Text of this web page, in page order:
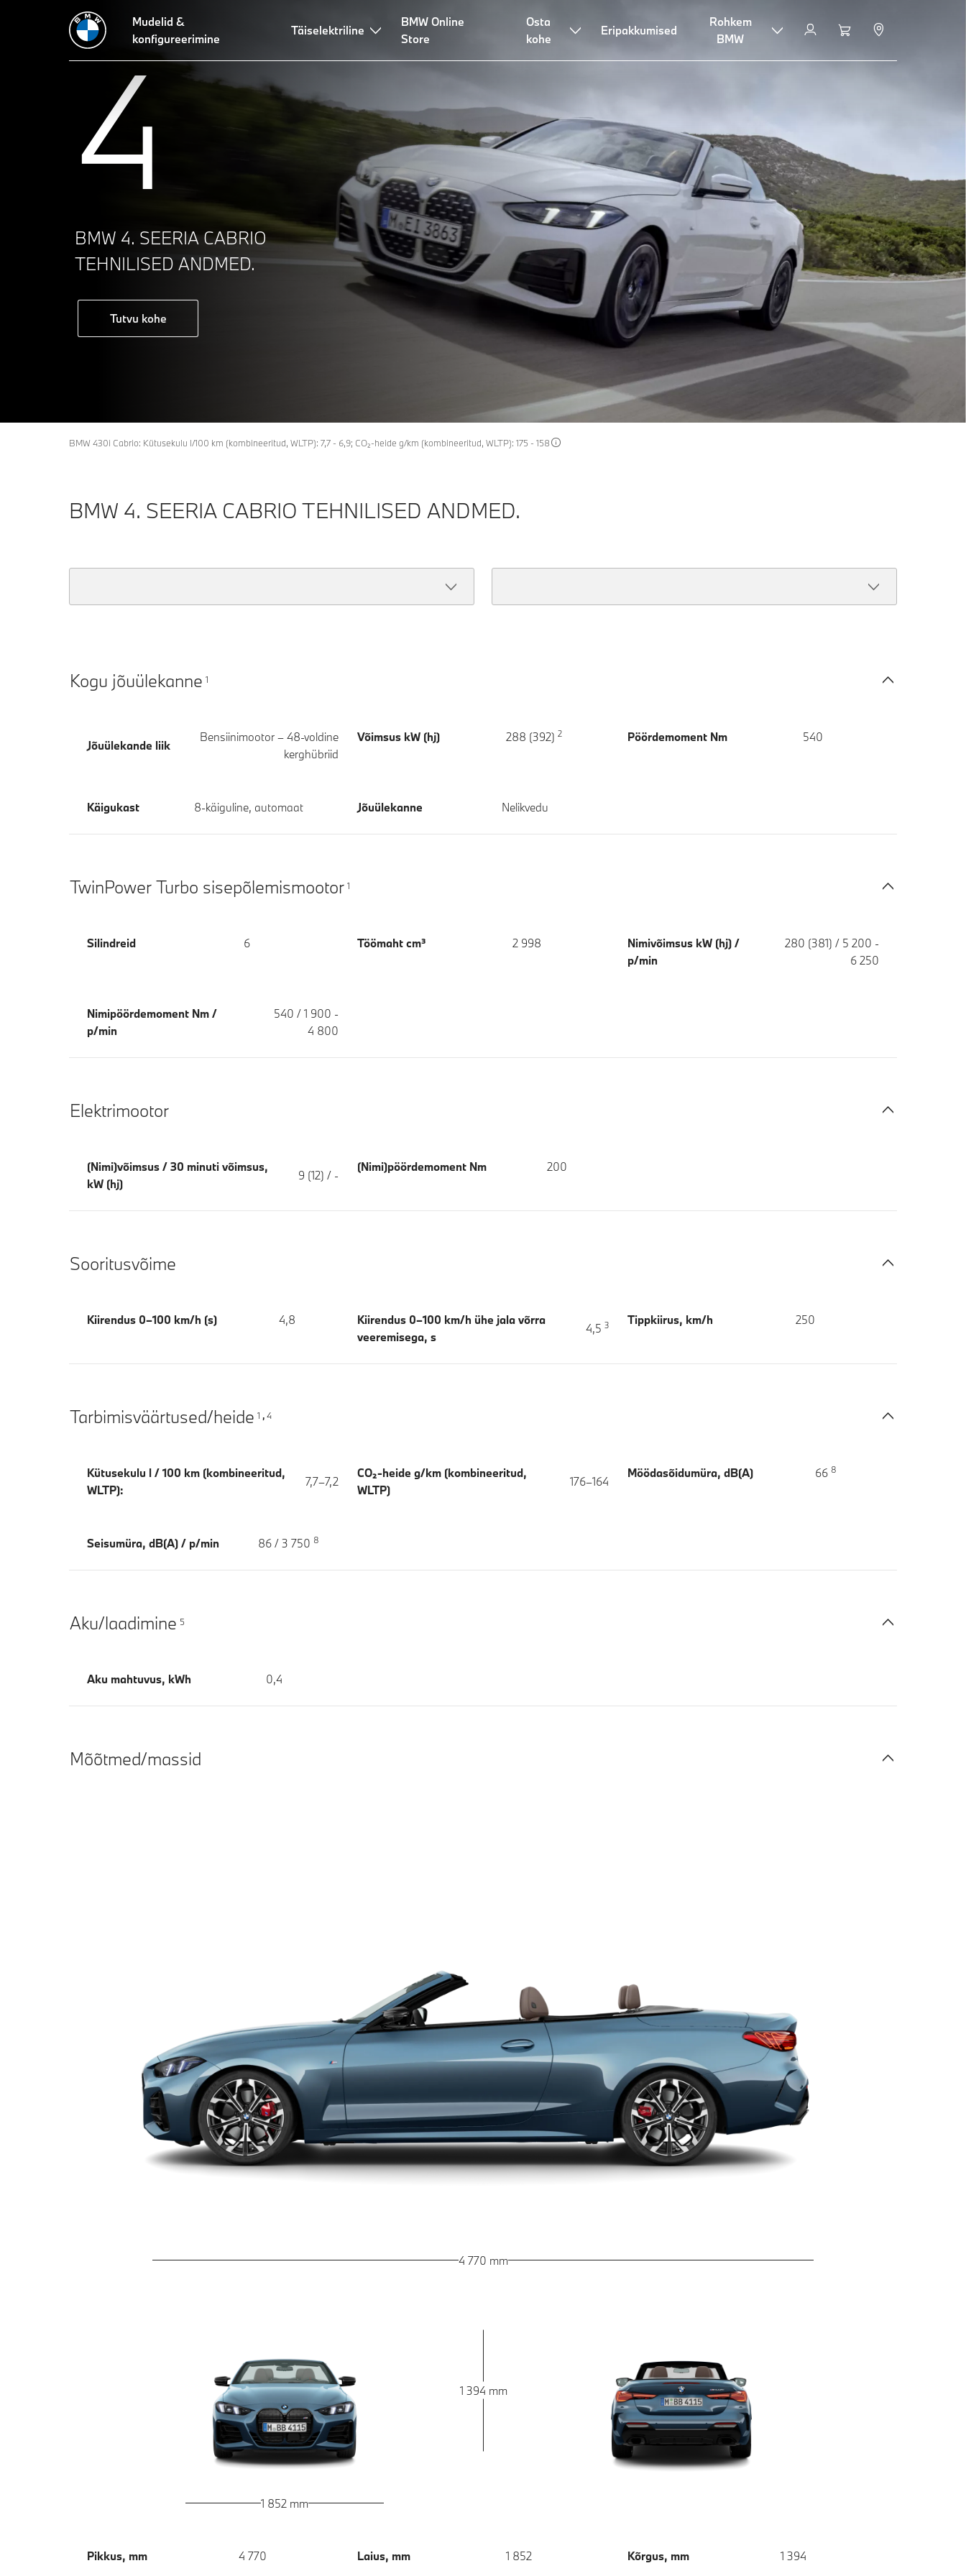
Mudelid &
konfigureerimine
Täiselektriline
BMW Online
Store
Osta
kohe
Eripakkumised
Rohkem
BMW
4
BMW 4. SEERIA CABRIO
TEHNILISED ANDMED.
Tutvu kohe
BMW 430i Cabrio: Kütusekulu l/100 km (kombineeritud, WLTP): 7,7 - 6,9; CO₂-heide g/km (kombineeritud, WLTP): 175 - 158
BMW 4. SEERIA CABRIO TEHNILISED ANDMED.
Kogu jõuülekanne 1
Jõuülekande liik
Bensiinimootor – 48-voldine
kerghübriid
Võimsus kW (hj) 288 (392) 2 Pöördemoment Nm 540
Käigukast 8-käiguline, automaat Jõuülekanne Nelikvedu
TwinPower Turbo sisepõlemismootor 1
Silindreid 6 Töömaht cm³ 2 998
Nimivõimsus kW (hj) /
p/min
280 (381) / 5 200 -
6 250
Nimipöördemoment Nm /
p/min
540 / 1 900 -
4 800
Elektrimootor
(Nimi)võimsus / 30 minuti võimsus,
kW (hj)
9 (12) / -
(Nimi)pöördemoment Nm 200
Sooritusvõime
Kiirendus 0–100 km/h (s) 4,8
Kiirendus 0–100 km/h ühe jala võrra
veeremisega, s
4,5 3 Tippkiirus, km/h 250
Tarbimisväärtused/heide 1 , 4
Kütusekulu l / 100 km (kombineeritud,
WLTP):
7,7–7,2
CO₂-heide g/km (kombineeritud,
WLTP)
176–164
Möödasõidumüra, dB(A) 66 8
Seisumüra, dB(A) / p/min 86 / 3 750 8
Aku/laadimine 5
Aku mahtuvus, kWh 0,4
Mõõtmed/massid
4 770 mm
1 852 mm
1 394 mm
Pikkus, mm 4 770 Laius, mm 1 852 Kõrgus, mm 1 394